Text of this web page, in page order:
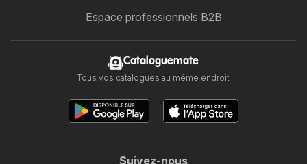
Espace professionnels B2B
Cataloguemate
Tous vos catalogues au même endroit
Suivez-nous